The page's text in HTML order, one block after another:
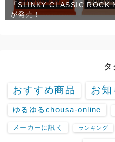
「SLINKY CLASSIC ROCK
が発売！
タ
おすすめ商品 お
ゆるゆるchousa-online
メーカーに訊く ランキング